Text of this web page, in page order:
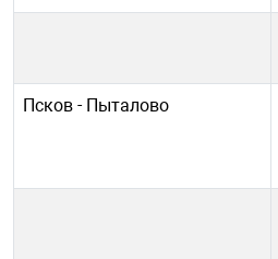
Псков - Пыталово